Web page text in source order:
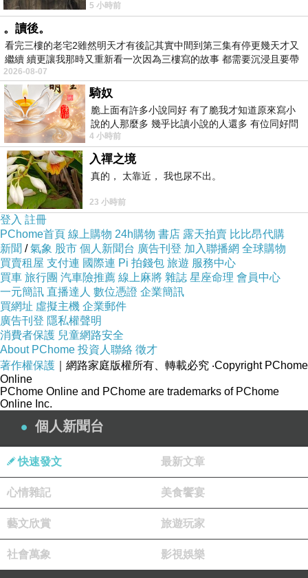
當？麵？還是炒飯？」 每天都在選擇
5 小時前
。讀後。
看完三樓的老宅2雖然明天才有後記其實中間到第三集有停更幾天才又
繼續 續更讓我那時又重新看一次因為三樓寫的故事 都需要沉浸且要帶
有
2026-08-07
騎奴
脆上面有許多小說同好 有了脆我才知道原來寫小
說的人那麼多 幾乎比讀小說的人還多 有位同好問
了一個問題 她說為什麼高中文學獎的
4 小時前
入禪之境
真的， 太靠近， 我也尿不出。
23 小時前
登入 註冊
PChome首頁 線上購物 24h購物 書店 露天拍賣 比比昂代購
新聞 /氣象 股市 個人新聞台 廣告刊登 加入聯播網 全球購物
買賣租屋 支付連 國際連 Pi 拍錢包 旅遊 服務中心
買車 旅行團 汽車險推薦 線上麻將 雜誌 星座命理 會員中心
一元簡訊 直播達人 數位憑證 企業簡訊
買網址 虛擬主機 企業郵件
廣告刊登 隱私權聲明
消費者保護 兒童網路安全
About PChome 投資人聯絡 徵才
著作權保護 ｜網路家庭版權所有、轉載必究 ‧Copyright PChome
Online
PChome Online and PChome are trademarks of PChome
Online Inc.
個人新聞台
快速發文 最新文章
心情雜記 美食饗宴
藝文欣賞 旅遊玩家
社會萬象 影視娛樂